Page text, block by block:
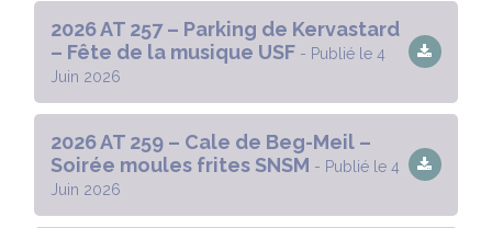
2026 AT 257 – Parking de Kervastard
– Fête de la musique USF - Publié le 4
Juin 2026
2026 AT 259 – Cale de Beg-Meil –
Soirée moules frites SNSM - Publié le 4
Juin 2026